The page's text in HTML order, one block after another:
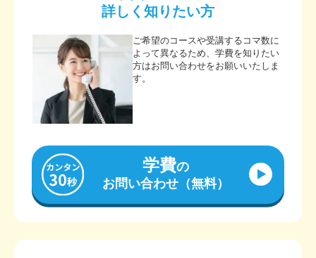
詳しく知りたい方
ご希望のコースや受講するコマ数に
よって異なるため、学費を知りたい
方はお問い合わせをお願いいたしま
す。
学費の
お問い合わせ（無料）